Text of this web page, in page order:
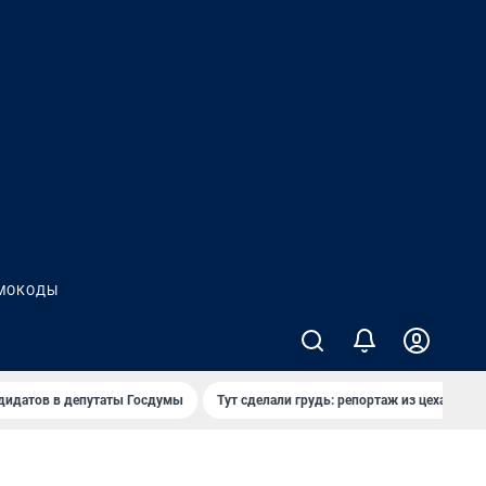
в депутаты Госдумы Тут сделали грудь: репортаж из цеха